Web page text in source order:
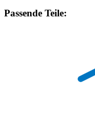
Passende Teile: